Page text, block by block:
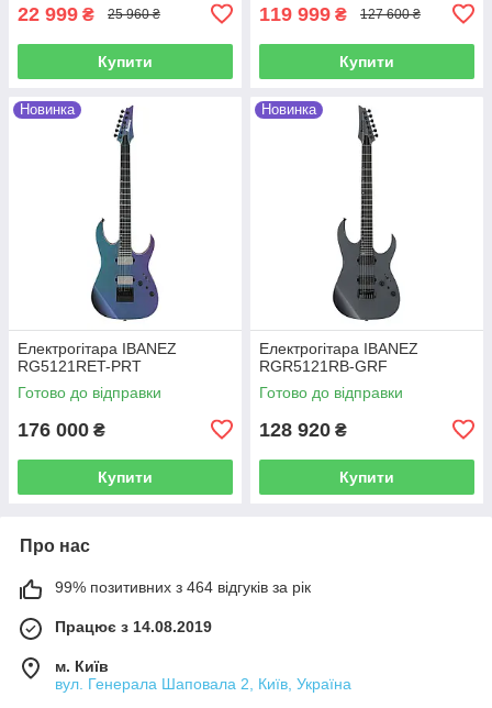
22 999 ₴ 25 960 ₴
Купити
119 999 ₴ 127 600 ₴
Купити
Новинка
Електрогітара IBANEZ
RG5121RET-PRT
Готово до відправки
176 000 ₴
Купити
Новинка
Електрогітара IBANEZ
RGR5121RB-GRF
Готово до відправки
128 920 ₴
Купити
Про нас
99% позитивних з 464 відгуків за рік
Працює з 14.08.2019
м. Київ
вул. Генерала Шаповала 2, Київ, Україна